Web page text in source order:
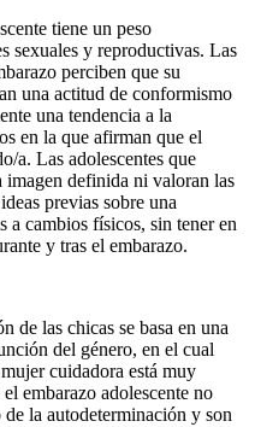
tiene un peso
sexuales y reproductivas. Las
perciben que su
una actitud de conformismo
una tendencia a la
en la que afirman que el
a. Las adolescentes que
imagen definida ni valoran las
previas sobre una
a cambios físicos, sin tener en
y tras el embarazo.
de las chicas se basa en una
del género, en el cual
cuidadora está muy
embarazo adolescente no
la autodeterminación y son